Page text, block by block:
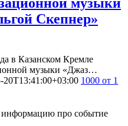
Скепнер»
в Казанском Кремле
музыки «Джаз…
20T13:41:00+03:00 1000 от 1
про событие